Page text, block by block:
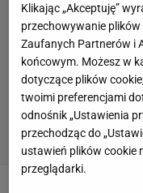
Klikając „Akceptuję”
przechowywanie plików
Zaufanych Partnerów i
końcowym. Możesz w
dotyczące plików
twoimi preferencjami
odnośnik „Ustawienia
przechodząc do
ustawień plików cookie
przeglądarki.